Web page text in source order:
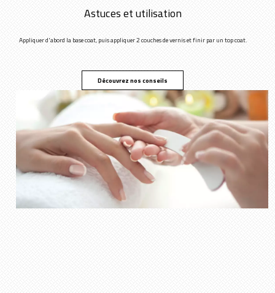
Astuces et utilisation
Appliquer d'abord la base coat, puis appliquer 2 couches de vernis et finir par un top coat.
Découvrez nos conseils